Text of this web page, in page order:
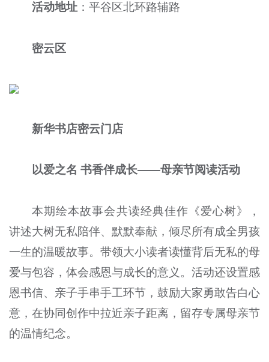
活动地址 ：平谷区北环路辅路
密云区
新华书店密云门店
以爱之名 书香伴成长——母亲节阅读活动
本期绘本故事会共读经典佳作《爱心树》，
讲述大树无私陪伴、默默奉献，倾尽所有成全男孩
一生的温暖故事。带领大小读者读懂背后无私的母
爱与包容，体会感恩与成长的意义。活动还设置感
恩书信、亲子手串手工环节，鼓励大家勇敢告白心
意，在协同创作中拉近亲子距离，留存专属母亲节
的温情纪念。